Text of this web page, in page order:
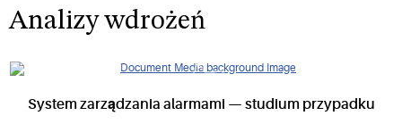
Analizy wdrożeń
System zarządzania alarmami — studium przypadku